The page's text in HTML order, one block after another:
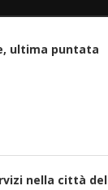
ultima puntata
nella città del